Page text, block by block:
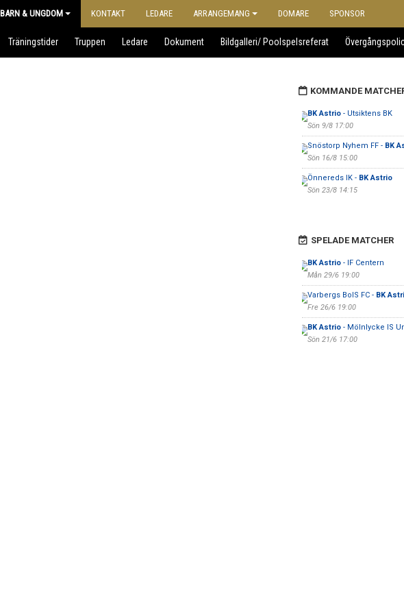
BARN & UNGDOM KONTAKT LEDARE ARRANGEMANG DOMARE SPONSOR
Träningstider Truppen Ledare Dokument Bildgalleri/ Poolspelsreferat
KOMMANDE
BK Astrio- Utsiktens BK
Sön 9/8 17:00
Snöstorp Nyhem FF - BK
Sön 16/8 15:00
Önnereds IK - BK Astrio
Sön 23/8 14:15
SPELADE MATCHER
BK Astrio- IF Centern
Mån 29/6 19:00
Varbergs BoIS FC - BK
Fre 26/6 19:00
BK Astrio- Mölnlycke IS
Sön 21/6 17:00